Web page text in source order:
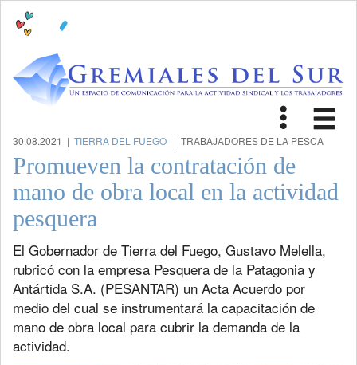
Toggle
30.08.2021 | TIERRA DEL FUEGO | TRABAJADORES DE LA PESCA
Promueven la contratación de
mano de obra local en la actividad
pesquera
El Gobernador de Tierra del Fuego, Gustavo Melella,
rubricó con la empresa Pesquera de la Patagonia y
Antártida S.A. (PESANTAR) un Acta Acuerdo por
medio del cual se instrumentará la capacitación de
mano de obra local para cubrir la demanda de la
actividad.